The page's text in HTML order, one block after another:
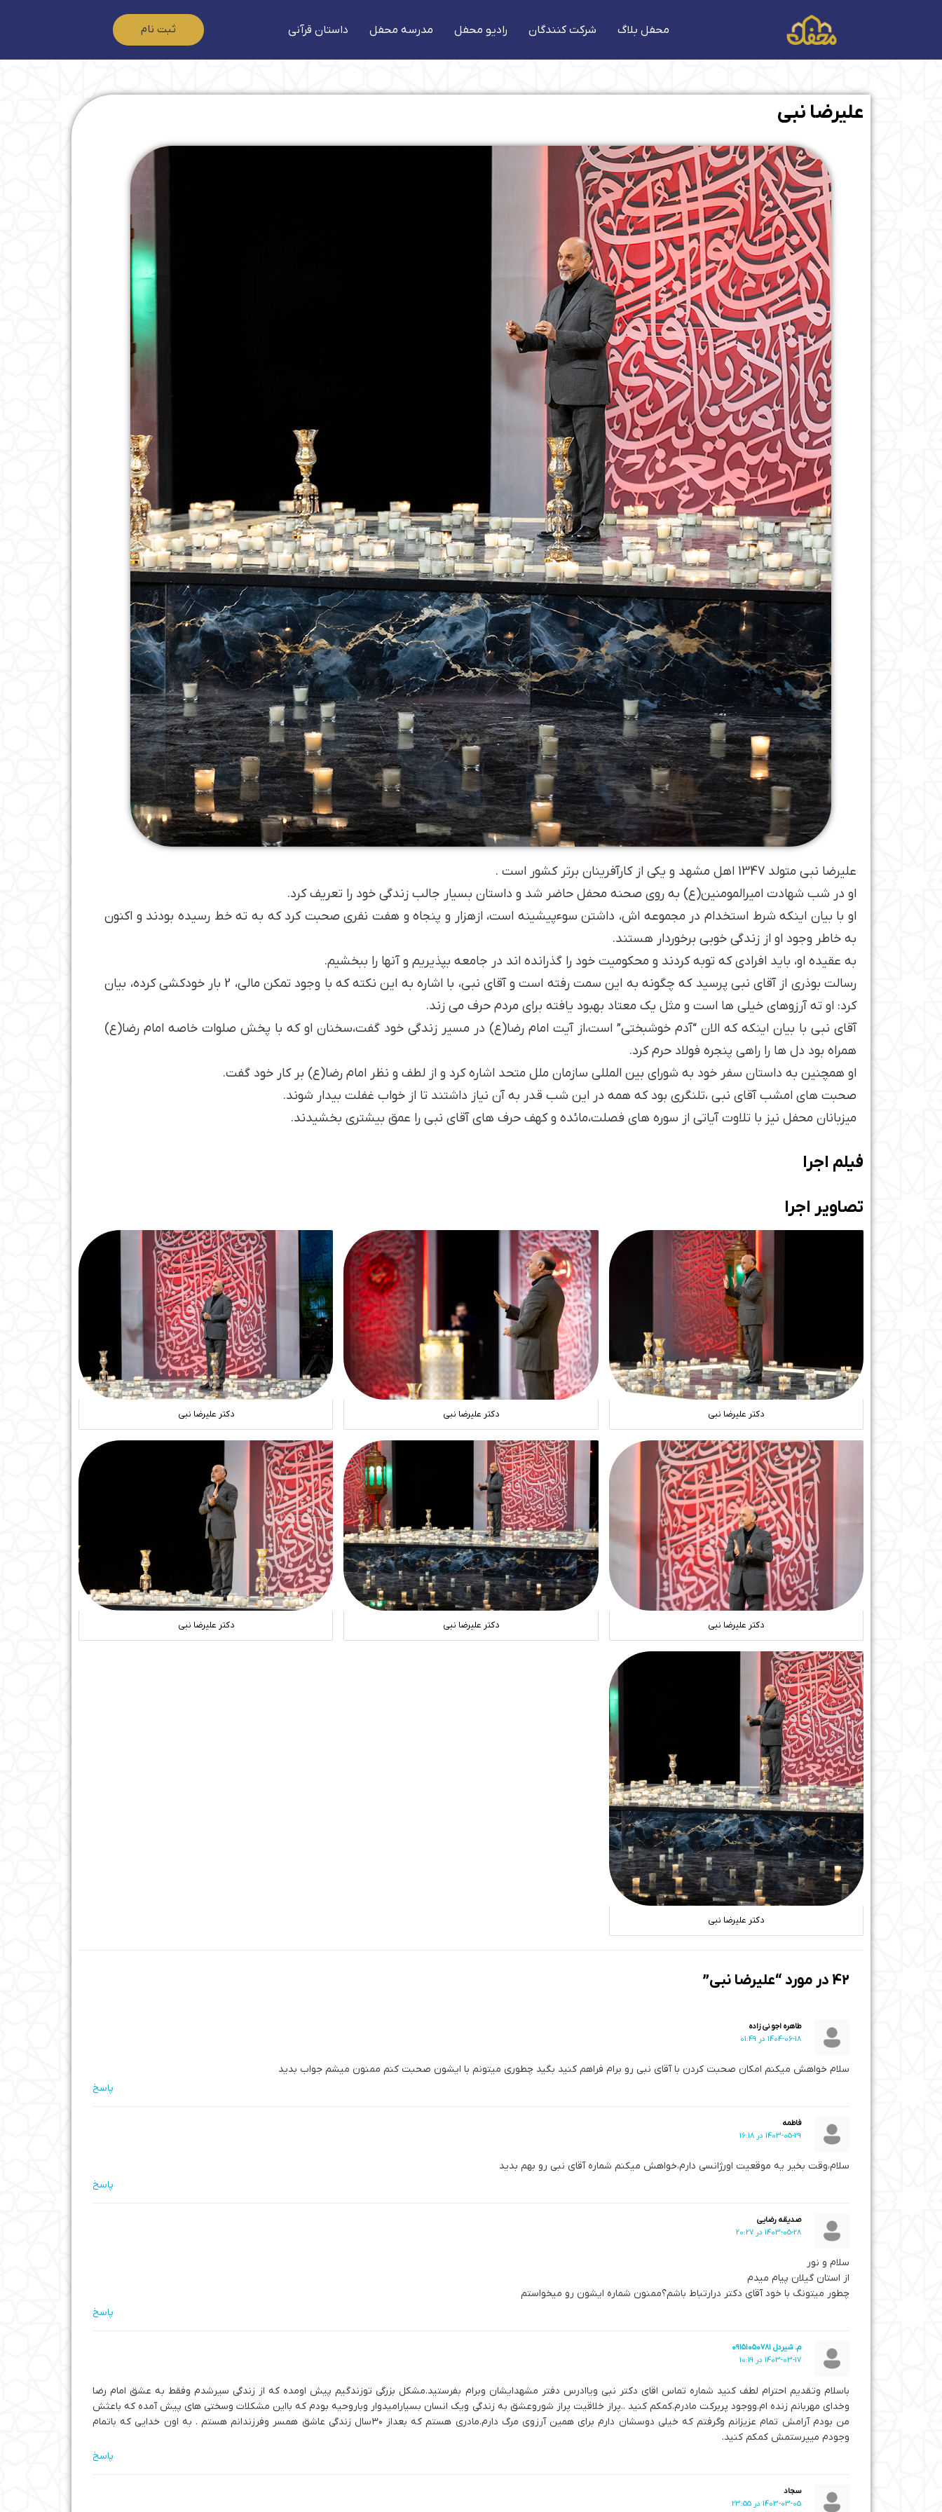
محفل بلاگ شرکت کنندگان رادیو محفل مدرسه محفل داستان قرآنی ثبت نام
علیرضا نبی
علیرضا نبی متولد 1347 اهل مشهد و یکی از کارآفرینان برتر کشور است .
او در شب شهادت امیرالمومنین(ع) به روی صحنه محفل حاضر شد و داستان بسیار جالب زندگی خود را تعریف کرد.
او با بیان اینکه شرط استخدام در مجموعه اش، داشتن سوءپیشینه است، ازهزار و پنجاه و هفت نفری صحبت کرد که به ته خط رسیده بودند و اکنون
به خاطر وجود او از زندگی خوبی برخوردار هستند.
به عقیده او، باید افرادی که توبه کردند و محکومیت خود را گذرانده اند در جامعه بپذیریم و آنها را ببخشیم.
رسالت بوذری از آقای نبی پرسید که چگونه به این سمت رفته است و آقای نبی، با اشاره به این نکته که با وجود تمکن مالی، 2 بار خودکشی کرده، بیان
کرد: او ته آرزوهای خیلی ها است و مثل یک معتاد بهبود یافته برای مردم حرف می زند.
آقای نبی با بیان اینکه که الان “آدم خوشبختی” است،از آیت امام رضا(ع) در مسیر زندگی خود گفت،سخنان او که با پخش صلوات خاصه امام رضا(ع)
همراه بود دل ها را راهی پنجره فولاد حرم کرد.
او همچنین به داستان سفر خود به شورای بین المللی سازمان ملل متحد اشاره کرد و از لطف و نظر امام رضا(ع) بر کار خود گفت.
صحبت های امشب آقای نبی ،تلنگری بود که همه در این شب قدر به آن نیاز داشتند تا از خواب غفلت بیدار شوند.
میزبانان محفل نیز با تلاوت آیاتی از سوره های فصلت،مائده و کهف حرف های آقای نبی را عمق بیشتری بخشیدند.
فیلم اجرا
تصاویر اجرا
دکتر علیرضا نبی دکتر علیرضا نبی دکتر علیرضا نبی
دکتر علیرضا نبی دکتر علیرضا نبی دکتر علیرضا نبی
دکتر علیرضا نبی
42 در مورد “علیرضا نبی”
طاهره اجو نی زاده
1404-06-18 در 01:49
سلام خواهش میکنم امکان صحبت کردن با آقای نبی رو برام فراهم کنید بگید چطوری میتونم با ایشون صحبت کنم ممنون میشم جواب بدید
پاسخ
فاطمه
1403-05-29 در 16:18
سلام،وقت بخیر یه موقعیت اورژانسی دارم،خواهش میکنم شماره آقای نبی رو بهم بدید
پاسخ
صدیقه رضایی
1403-05-28 در 20:27
سلام و نور
از استان گیلان پیام میدم
چطور میتونگ با خود آقای دکتر درارتباط باشم؟ممنون شماره ایشون رو میخواستم
پاسخ
م. شیردل ۰۹۱۵۱۰۵۰۷۸۱
1403-03-17 در 10:19
باسلام وتقدیم احترام لطف کنید شماره تماس اقای دکتر نبی ویاادرس دفتر مشهدایشان وبرام بفرستید.مشکل بزرگی توزندگیم پیش اومده که از زندگی سیرشدم وفقط به عشق امام رضا
وخدای مهربانم زنده ام.ووجود پربرکت مادرم.کمکم کنید ..پراز خلاقیت پراز شوروعشق به زندگی ویک انسان بسیارامیدوار وباروحیه بودم که بااین مشکلات وسختی های پیش آمده که باعثش
من بودم آرامش تمام عزیزانم وگرفتم که خیلی دوسشان دارم برای همین آرزوی مرگ دارم.مادری هستم که بعداز ۳۰سال زندگی عاشق همسر وفرزندانم هستم . به اون خدایی که باتمام
وجودم میپرستمش کمکم کنید.
پاسخ
سجاد
1403-03-05 در 23:55